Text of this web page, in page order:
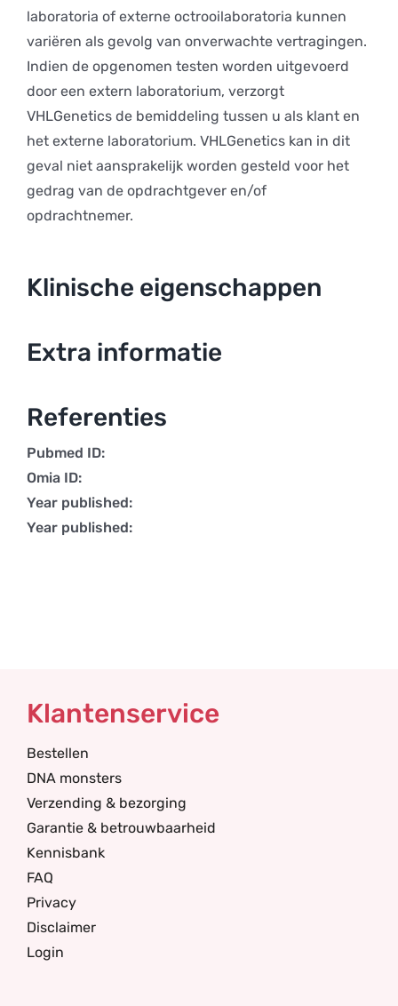
laboratoria of externe octrooilaboratoria kunnen
variëren als gevolg van onverwachte vertragingen.
Indien de opgenomen testen worden uitgevoerd
door een extern laboratorium, verzorgt
VHLGenetics de bemiddeling tussen u als klant en
het externe laboratorium. VHLGenetics kan in dit
geval niet aansprakelijk worden gesteld voor het
gedrag van de opdrachtgever en/of
opdrachtnemer.
Klinische eigenschappen
Extra informatie
Referenties
Pubmed ID:
Omia ID:
Year published:
Year published:
Klantenservice
Bestellen
DNA monsters
Verzending & bezorging
Garantie & betrouwbaarheid
Kennisbank
FAQ
Privacy
Disclaimer
Login